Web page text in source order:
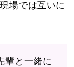
場では互いに
輩と一緒に